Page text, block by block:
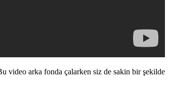
video arka fonda çalarken siz de sakin bir şekilde